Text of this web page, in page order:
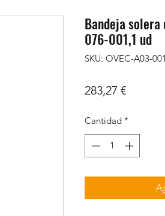
Bandeja solera
076-001,1 ud
SKU: OVEC-A03-
283,27 €Precio
Cantidad *